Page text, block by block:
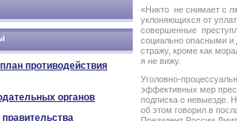
противодействия
органов
«Никто не снимает с
уклоняющихся от
совершенные
социально опасными и
стражу, кроме как
я не вижу.
Уголовно-
эффективных мер
подписка о невыезде.
об этом говорил в